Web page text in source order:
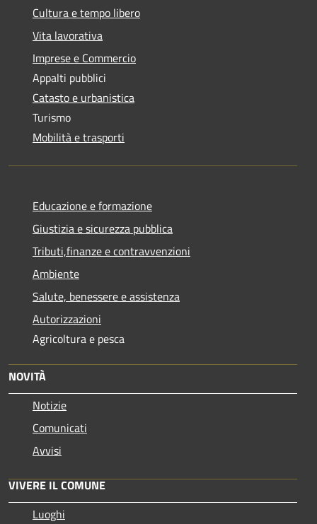
Cultura e tempo libero
Vita lavorativa
Imprese e Commercio
Appalti pubblici
Catasto e urbanistica
Turismo
Mobilità e trasporti
Educazione e formazione
Giustizia e sicurezza pubblica
Tributi,finanze e contravvenzioni
Ambiente
Salute, benessere e assistenza
Autorizzazioni
Agricoltura e pesca
NOVITÀ
Notizie
Comunicati
Avvisi
VIVERE IL COMUNE
Luoghi